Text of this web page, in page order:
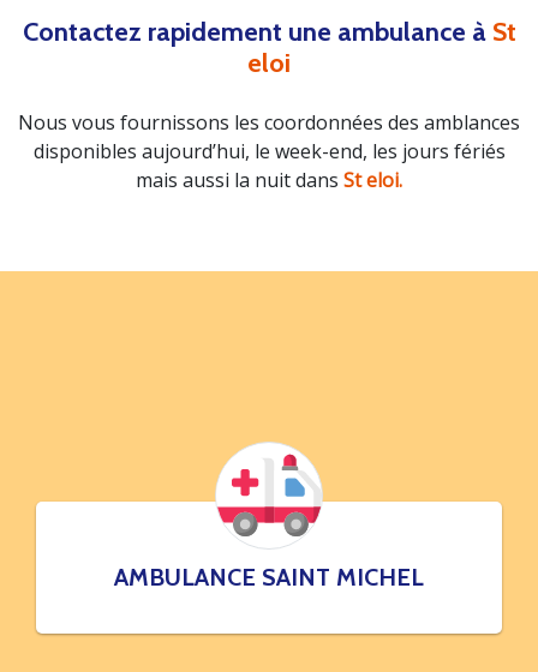
Contactez rapidement une ambulance à St
eloi
Nous vous fournissons les coordonnées des amblances
disponibles aujourd’hui, le week-end, les jours fériés
mais aussi la nuit dans St eloi.
AMBULANCE SAINT MICHEL